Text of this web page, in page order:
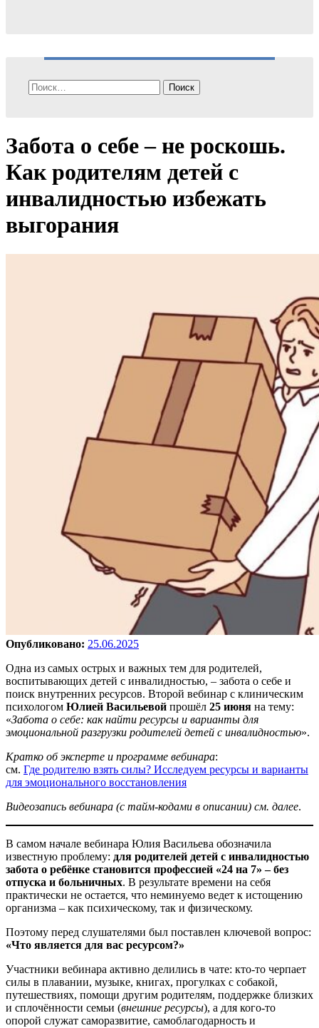
Найти:
Забота о себе – не роскошь.
Как родителям детей с
инвалидностью избежать
выгорания
Опубликовано: 25.06.2025
Одна из самых острых и важных тем для родителей,
воспитывающих детей с инвалидностью, – забота о себе и
поиск внутренних ресурсов. Второй вебинар с клиническим
психологом Юлией Васильевой прошёл 25 июня на тему:
«Забота о себе: как найти ресурсы и варианты для
эмоциональной разгрузки родителей детей с инвалидностью».
Кратко об эксперте и программе вебинара:
см. Где родителю взять силы? Исследуем ресурсы и варианты
для эмоционального восстановления
Видеозапись вебинара (с тайм-кодами в описании) см. далее.
В самом начале вебинара Юлия Васильева обозначила
известную проблему: для родителей детей с инвалидностью
забота о ребёнке становится профессией «24 на 7» – без
отпуска и больничных. В результате времени на себя
практически не остается, что неминуемо ведет к истощению
организма – как психическому, так и физическому.
Поэтому перед слушателями был поставлен ключевой вопрос:
«Что является для вас ресурсом?»
Участники вебинара активно делились в чате: кто-то черпает
силы в плавании, музыке, книгах, прогулках с собакой,
путешествиях, помощи другим родителям, поддержке близких
и сплочённости семьи (внешние ресурсы), а для кого-то
опорой служат саморазвитие, самоблагодарность и